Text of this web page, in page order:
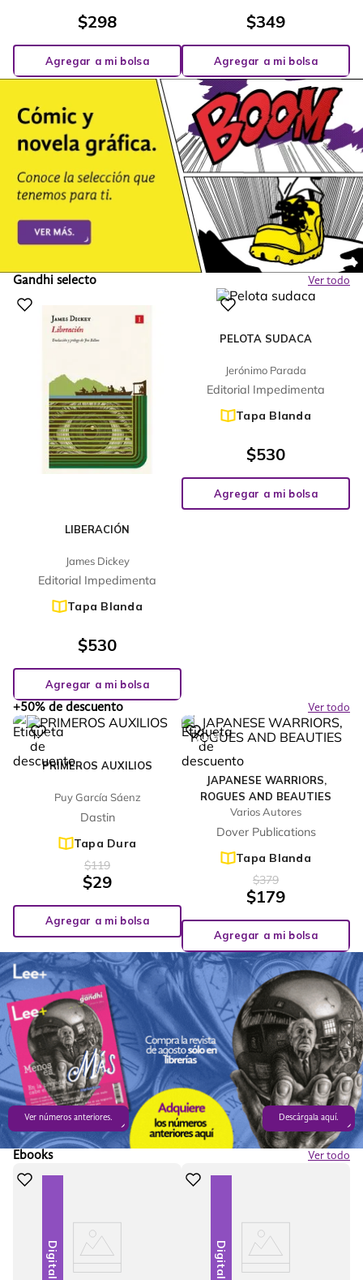
$298
Agregar a mi bolsa
$349
Agregar a mi bolsa
Gandhi selecto Ver todo
LIBERACIÓN
James Dickey
Editorial Impedimenta
Tapa Blanda
$530
Agregar a mi bolsa
PELOTA SUDACA
Jerónimo Parada
Editorial Impedimenta
Tapa Blanda
$530
Agregar a mi bolsa
+50% de descuento Ver todo
PRIMEROS AUXILIOS
Puy García Sáenz
Dastin
Tapa Dura
76%
$119
$29
Agregar a mi bolsa
JAPANESE WARRIORS,
ROGUES AND BEAUTIES
Varios Autores
Dover Publications
Tapa Blanda
-53%
$379
$179
Agregar a mi bolsa
Ver números anteriores. Descárgala aquí.
Ebooks Ver todo
Digital Digital